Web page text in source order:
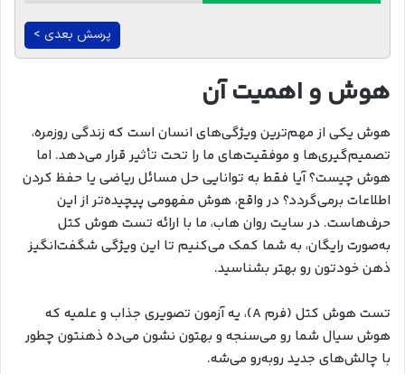
پرسش بعدی >
هوش و اهمیت آن
هوش یکی از مهم‌ترین ویژگی‌های انسان است که زندگی روزمره،
تصمیم‌گیری‌ها و موفقیت‌های ما را تحت تأثیر قرار می‌دهد. اما
هوش چیست؟ آیا فقط به توانایی حل مسائل ریاضی یا حفظ کردن
اطلاعات برمی‌گردد؟ در واقع، هوش مفهومی پیچیده‌تر از این
حرف‌هاست. در سایت روان هاب، ما با ارائه تست هوش کتل
به‌صورت رایگان، به شما کمک می‌کنیم تا این ویژگی شگفت‌انگیز
ذهن خودتون رو بهتر بشناسید.
تست هوش کتل (فرم A)، یه آزمون تصویری جذاب و علمیه که
هوش سیال شما رو می‌سنجه و بهتون نشون می‌ده ذهنتون چطور
با چالش‌های جدید روبه‌رو می‌شه.